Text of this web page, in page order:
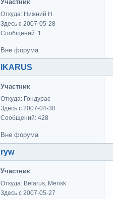
Участник
Откуда: Нижний Н.
Здесь с 2007-05-28
Сообщений: 1
Вне форума
IKARUS
Участник
Откуда: Гондурас
Здесь с 2007-04-30
Сообщений: 428
Вне форума
ryw
Участник
Откуда: Belarus, Mensk
Здесь с 2007-05-27